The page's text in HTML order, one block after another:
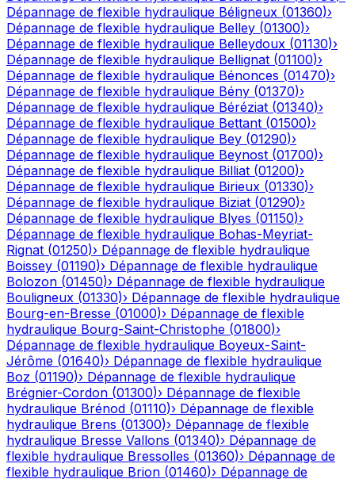
Dépannage de flexible hydraulique Béligneux (01360)›
Dépannage de flexible hydraulique Belley (01300)›
Dépannage de flexible hydraulique Belleydoux (01130)›
Dépannage de flexible hydraulique Bellignat (01100)›
Dépannage de flexible hydraulique Bénonces (01470)›
Dépannage de flexible hydraulique Bény (01370)›
Dépannage de flexible hydraulique Béréziat (01340)›
Dépannage de flexible hydraulique Bettant (01500)›
Dépannage de flexible hydraulique Bey (01290)›
Dépannage de flexible hydraulique Beynost (01700)›
Dépannage de flexible hydraulique Billiat (01200)›
Dépannage de flexible hydraulique Birieux (01330)›
Dépannage de flexible hydraulique Biziat (01290)›
Dépannage de flexible hydraulique Blyes (01150)›
Dépannage de flexible hydraulique Bohas-Meyriat-
Rignat (01250)› Dépannage de flexible hydraulique
Boissey (01190)› Dépannage de flexible hydraulique
Bolozon (01450)› Dépannage de flexible hydraulique
Bouligneux (01330)› Dépannage de flexible hydraulique
Bourg-en-Bresse (01000)› Dépannage de flexible
hydraulique Bourg-Saint-Christophe (01800)›
Dépannage de flexible hydraulique Boyeux-Saint-
Jérôme (01640)› Dépannage de flexible hydraulique
Boz (01190)› Dépannage de flexible hydraulique
Brégnier-Cordon (01300)› Dépannage de flexible
hydraulique Brénod (01110)› Dépannage de flexible
hydraulique Brens (01300)› Dépannage de flexible
hydraulique Bresse Vallons (01340)› Dépannage de
flexible hydraulique Bressolles (01360)› Dépannage de
flexible hydraulique Brion (01460)› Dépannage de